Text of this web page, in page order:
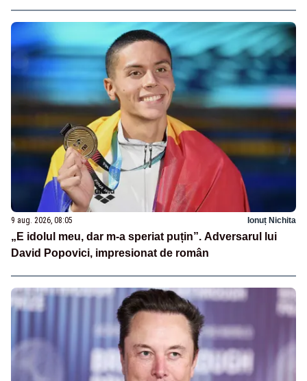
9 aug. 2026, 08:05 Ionuț Nichita
„E idolul meu, dar m-a speriat puțin”. Adversarul lui
David Popovici, impresionat de român